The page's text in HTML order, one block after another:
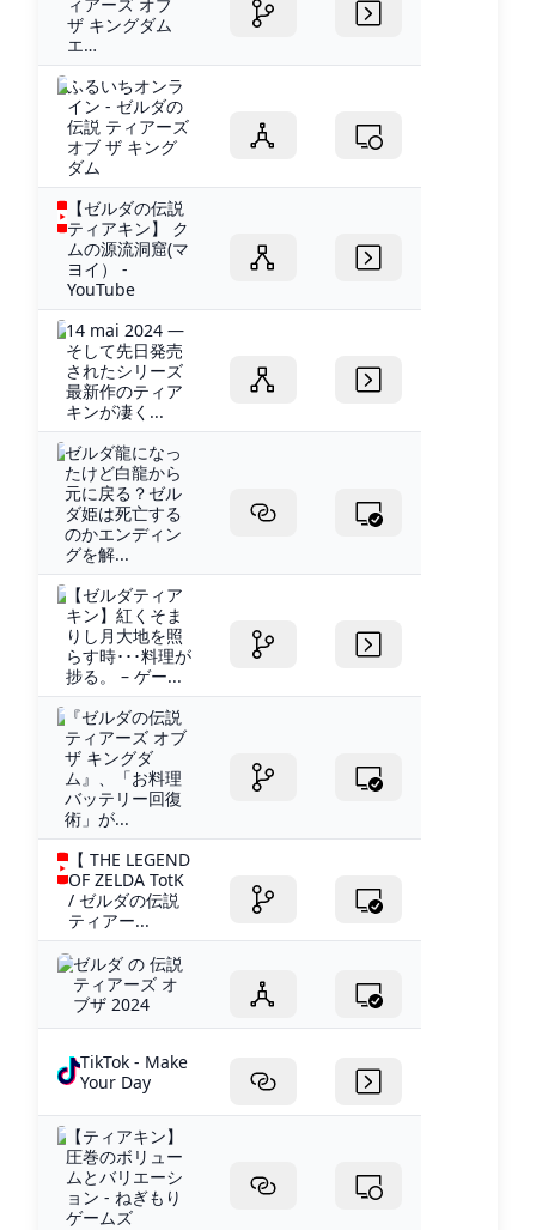
ザ キングダム
エ…
ふるいちオンラ
イン - ゼルダの
伝説 ティアーズ
オブ ザ キング
ダム
【ゼルダの伝説
ティアキン】 ク
ムの源流洞窟(マ
ヨイ） -
YouTube
14 mai 2024 —
そして先日発売
されたシリーズ
最新作のティア
キンが凄く...
ゼルダ龍になっ
たけど白龍から
元に戻る？ゼル
ダ姫は死亡する
のかエンディン
グを解...
【ゼルダティア
キン】紅くそま
りし月大地を照
らす時･･･料理が
捗る。 – ゲー...
『ゼルダの伝説
ティアーズ オブ
ザ キングダ
ム』、「お料理
バッテリー回復
術」が...
【 THE LEGEND
OF ZELDA TotK
/ ゼルダの伝説
ティアー...
ゼルダ の 伝説
ティアーズ オ
ブザ 2024
TikTok - Make
Your Day
【ティアキン】
圧巻のボリュー
ムとバリエーシ
ョン - ねぎもり
ゲームズ